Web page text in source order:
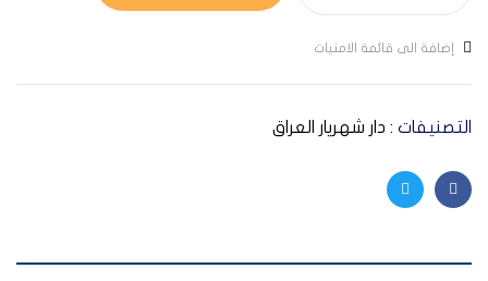
إضافة الى قائمة الامنيات
التصنيفات : دار شهريار العراق
Facebook
Twitter